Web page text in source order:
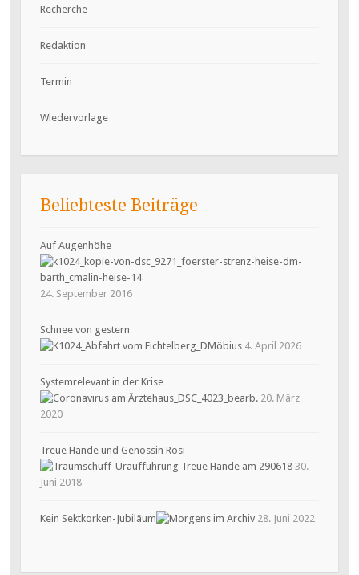
Recherche
Redaktion
Termin
Wiedervorlage
Beliebteste Beiträge
Auf Augenhöhe
24. September 2016
Schnee von gestern
4. April 2026
Systemrelevant in der Krise
20. März
2020
Treue Hände und Genossin Rosi
30.
Juni 2018
Kein Sektkorken-Jubiläum 28. Juni 2022